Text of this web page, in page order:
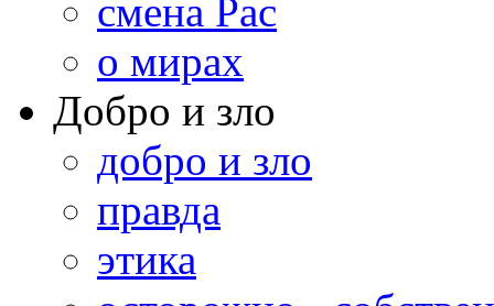
смена Рас
о мирах
Добро и зло
добро и зло
правда
этика